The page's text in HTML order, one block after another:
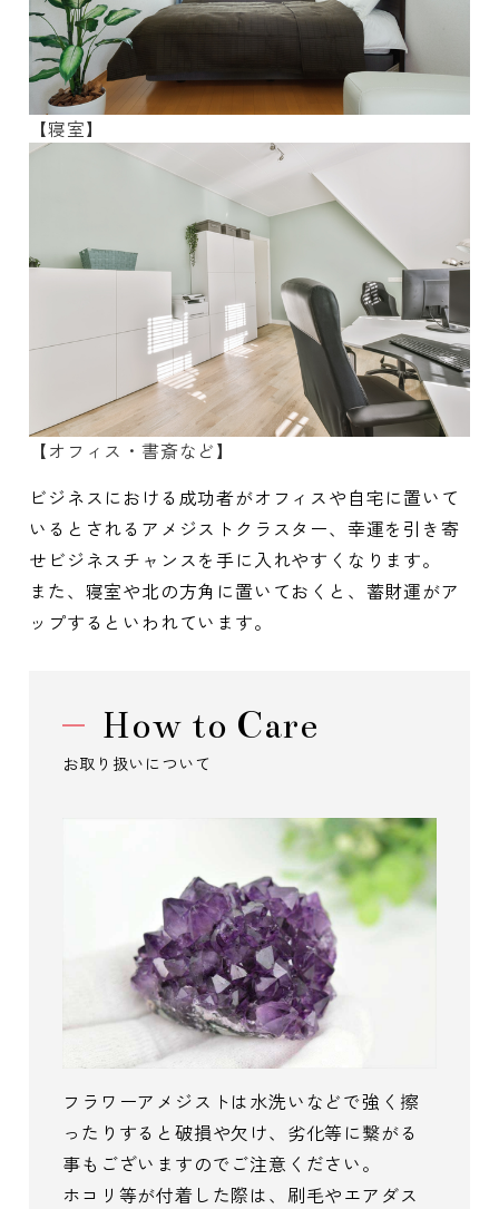
【寝室】
【オフィス・書斎など】
ビジネスにおける成功者がオフィスや自宅に置いて
いるとされるアメジストクラスター、幸運を引き寄
せビジネスチャンスを手に入れやすくなります。
また、寝室や北の方角に置いておくと、蓄財運がア
ップするといわれています。
How to Care
お取り扱いについて
フラワーアメジストは水洗いなどで強く擦
ったりすると破損や欠け、劣化等に繋がる
事もございますのでご注意ください。
ホコリ等が付着した際は、刷毛やエアダス